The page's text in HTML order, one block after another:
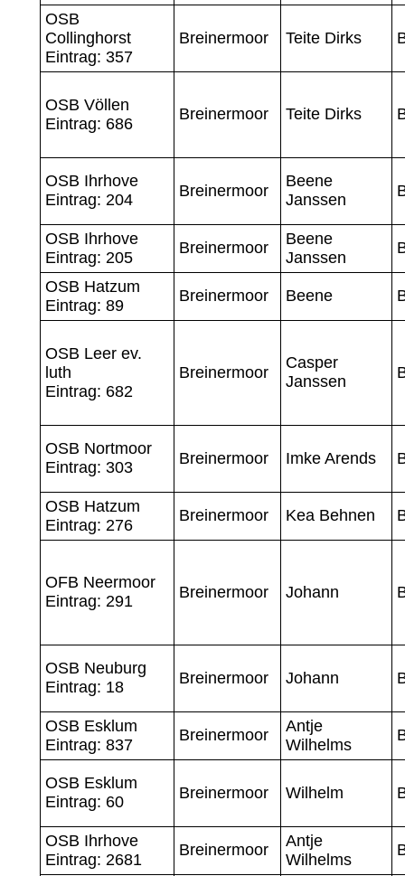
OSB
Collinghorst
Eintrag: 357
Breinermoor Teite Dirks
OSB Völlen
Eintrag: 686
Breinermoor Teite Dirks
OSB Ihrhove
Eintrag: 204
Breinermoor
Beene
Janssen
OSB Ihrhove
Eintrag: 205
Breinermoor
Beene
Janssen
OSB Hatzum
Eintrag: 89
Breinermoor Beene
OSB Leer ev.
luth
Eintrag: 682
Breinermoor
Casper
Janssen
OSB Nortmoor
Eintrag: 303
Breinermoor Imke Arends
OSB Hatzum
Eintrag: 276
Breinermoor Kea Behnen
OFB Neermoor
Eintrag: 291
Breinermoor Johann
OSB Neuburg
Eintrag: 18
Breinermoor Johann
OSB Esklum
Eintrag: 837
Breinermoor
Antje
Wilhelms
OSB Esklum
Eintrag: 60
Breinermoor Wilhelm
OSB Ihrhove
Eintrag: 2681
Breinermoor
Antje
Wilhelms